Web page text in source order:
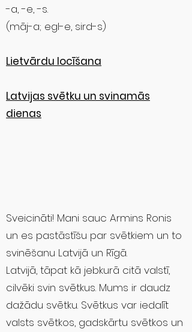
-a, -e, -s.
(māj-a; egl-e, sird-s)
Lietvārdu locīšana
Latvijas svētku un svinamās
dienas
Sveicināti! Mani sauc Armins Ronis
un es pastāstīšu par svētkiem un to
svinēšanu Latvijā un Rīgā.
Latvijā, tāpat kā jebkurā citā valstī,
cilvēki svin svētkus. Mums ir daudz
dažādu svētku. Svētkus var iedalīt
valsts svētkos, gadskārtu svētkos un